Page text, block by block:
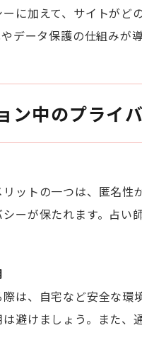
に加えて、サイトがど
データ保護の仕組みが
ン中のプライ
ットの一つは、匿名性
ーが保たれます。占い
は、自宅など安全な環
避けましょう。また